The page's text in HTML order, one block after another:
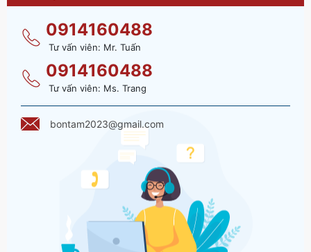
0914160488
Tư vấn viên: Mr. Tuấn
0914160488
Tư vấn viên: Ms. Trang
bontam2023@gmail.com